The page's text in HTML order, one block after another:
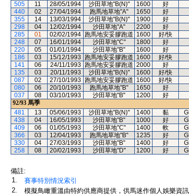
505
11 28/05/1994 沙田草地"B(N)" 1600 好
440
02 27/04/1994 跑馬地草地"A" 1650 好
355
14 13/03/1994 沙田草地"B(N)" 1900 好
298
04 12/02/1994 沙田草地"A" 2200 好
285
01 02/02/1994 跑馬地安妥膠跑道 1600 好/快
248
07 16/01/1994 沙田草地"C" 1800 好
220
05 01/01/1994 沙田草地"B" 1600 好
186
03 15/12/1993 跑馬地安妥膠跑道 1600 好/快
141
06 24/11/1993 跑馬地安妥膠跑道 2000 好
135
03 20/11/1993 沙田草地"B(N)" 1600 好/快
087
02 27/10/1993 跑馬地安妥膠跑道 1600 好/快
080
06 20/10/1993 跑馬地草地"B" 1650 好
037
08 03/10/1993 沙田草地"B" 1200 好
92/93 馬季
481
13 05/06/1993 沙田草地"B(N)" 1400 黏
438
04 16/05/1993 沙田草地"B" 1000 好
409
06 01/05/1993 沙田草地"C" 1400 軟
366
03 12/04/1993 跑馬地草地"B" 1235 好
330
04 27/03/1993 沙田草地"B" 1400 好
258
08 20/02/1993 沙田草地"D" 1200 好
備註:
1.
賽事特別情況索引
2.
模擬鳥瞰重溫由特約供應商提供，供馬迷作個人娛樂資